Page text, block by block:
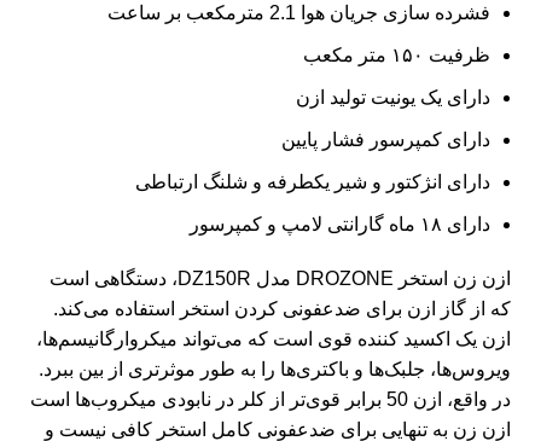
فشرده سازی جریان هوا 2.1 مترمکعب بر ساعت
ظرفیت ۱۵۰ متر مکعب
دارای یک یونیت تولید ازن
دارای کمپرسور فشار پایین
دارای انژکتور و شیر یکطرفه و شلنگ ارتباطی
دارای ۱۸ ماه گارانتی لامپ و کمپرسور
ازن زن استخر DROZONE مدل DZ150R، دستگاهی است
که از گاز ازن برای ضدعفونی کردن استخر
استفاده می‌کند.
ازن یک اکسید کننده قوی است که می‌تواند میکروارگانیسم‌ها،
ویروس‌ها، جلبک‌ها و باکتری‌ها را به طور موثرتری از بین ببرد.
در واقع، ازن 50 برابر قوی‌تر از کلر در نابودی میکروب‌ها است
ازن زن به تنهایی برای ضدعفونی کامل استخر کافی نیست و